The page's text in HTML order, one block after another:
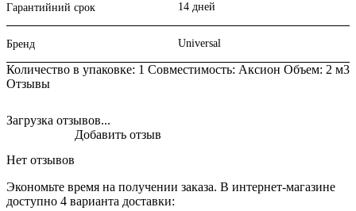
Гарантийний срок 14 дней
Бренд Universal
Количество в упаковке: 1 Совместимость: Аксион Объем: 2 м3
Отзывы
Загрузка отзывов...
Нет отзывов
Добавить отзыв
Экономьте время на получении заказа. В интернет-магазине
доступно 4 варианта доставки: